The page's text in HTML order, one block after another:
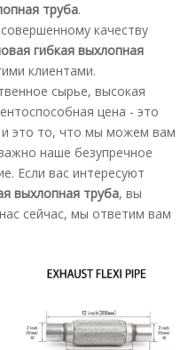
труба.
качеству
гибкая выхлопная
клиентами.
сырье, высокая
цена - это
и это то, что мы можем вам
наше безупречное
Если вас интересуют
выхлопная труба, вы
сейчас, мы ответим вам